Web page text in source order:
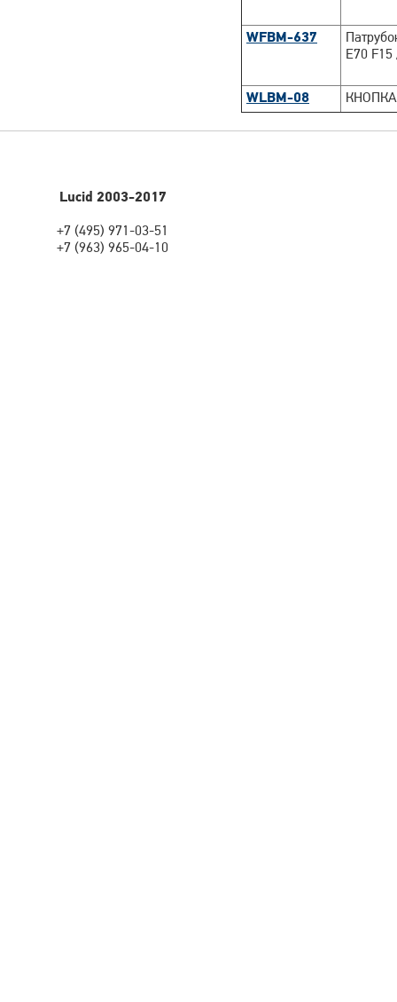
WFBM-637
E70 F15
WLBM-08
Lucid 2003-2017
+7 (495) 971-03-51
+7 (963) 965-04-10